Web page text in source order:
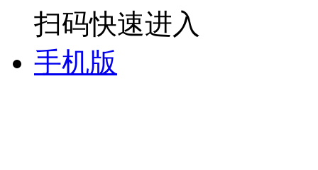
扫码快速进入
手机版